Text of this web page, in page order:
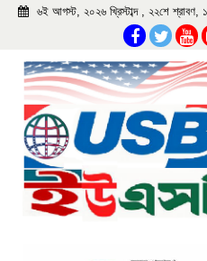
৬ই আগস্ট, ২০২৬ খ্রিস্টাব্দ , ২২শে শ্রাবণ,